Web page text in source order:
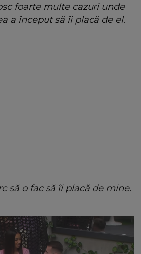
foarte multe cazuri unde
a început să îi placă de el.
să o fac să îi placă de mine.